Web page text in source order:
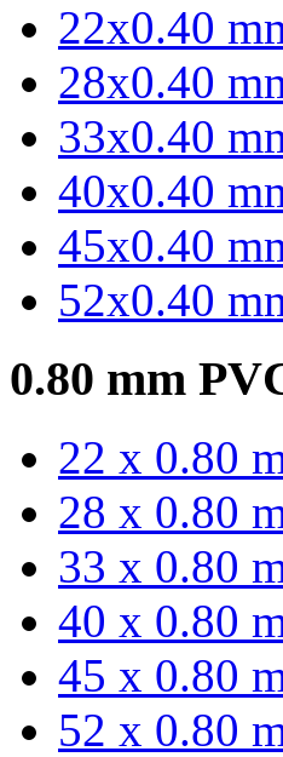
22x0.40
28x0.40
33x0.40
40x0.40
45x0.40
52x0.40
0.80 mm
22 x 0.80
28 x 0.80
33 x 0.80
40 x 0.80
45 x 0.80
52 x 0.80